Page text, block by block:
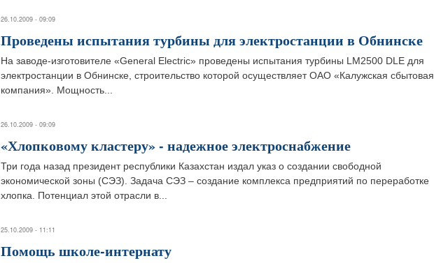
26.10.2009 - 09:09
Проведены испытания турбины для электростанции в Обнинске
На заводе-изготовителе «General Electric» проведены испытания турбины LM2500 DLE для
электростанции в Обнинске, строительство которой осуществляет ОАО «Калужская сбытовая
компания». Мощность...
26.10.2009 - 09:09
«Хлопковому кластеру» - надежное электроснабжение
Три года назад президент республики Казахстан издал указ о создании свободной
экономической зоны (СЭЗ). Задача СЭЗ – создание комплекса предприятий по переработке
хлопка. Потенциал этой отрасли в...
25.10.2009 - 11:11
Помощь школе-интернату